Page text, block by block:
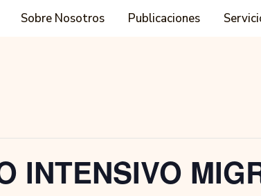
Sobre Nosotros Publicaciones
INTENSIVO